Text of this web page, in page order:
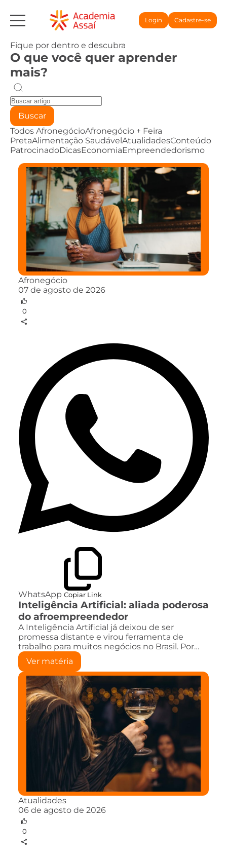
Login Cadastre-se
Fique por dentro e descubra
O que você quer aprender
mais?
Buscar
Todos AfronegócioAfronegócio + Feira
PretaAlimentação SaudávelAtualidadesConteúdo
PatrocinadoDicasEconomiaEmpreendedorismo
Afronegócio
07 de agosto de 2026
0
WhatsApp Copiar Link
Inteligência Artificial: aliada poderosa
do afroempreendedor
A Inteligência Artificial já deixou de ser
promessa distante e virou ferramenta de
trabalho para muitos negócios no Brasil. Por…
Ver matéria
Atualidades
06 de agosto de 2026
0